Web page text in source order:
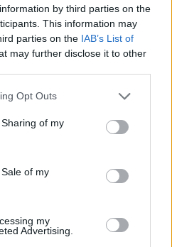
by third parties on the
This information may
parties on the IAB’s List of
may further disclose it to other
Opt Outs
of my
of my
my
Advertising.
μοιράστηκε στιγμές από την
μέσα από Instagram stories,
μέσα στο νερό με τα αγόρια
Theron: Η «Καλυψώ»
τα 51 ‑ H ζωή και ο
που άλλαξε τα πάντα για
- η Νοτιοαφρικανή σταρ γιορτάζει
ζωής και μια καριέρα χωρίς